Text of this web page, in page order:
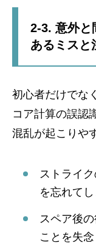
2-3. 意外と
あるミスと
初心者だけでな
コア計算の誤認
混乱が起こりや
ストライ
を忘れてし
スペア後
ことを失